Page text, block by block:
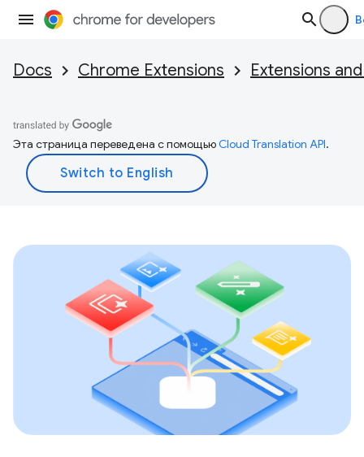
Docs Chrome Extensions Extensions
Эта страница переведена с помощьюCloud Translation API.